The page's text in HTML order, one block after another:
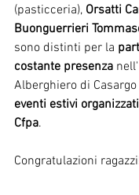
(pasticceria), Orsatti
Buonguerrieri
sono distinti per la
costante presenza
Alberghiero di
eventi estivi
Cfpa.
Congratulazioni